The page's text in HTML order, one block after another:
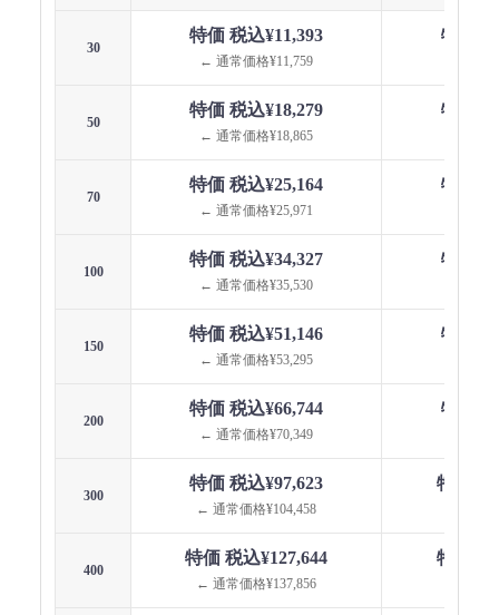
30
特価 税込¥11,393
← 通常価格¥11,759
特価
50
特価 税込¥18,279
← 通常価格¥18,865
特価
70
特価 税込¥25,164
← 通常価格¥25,971
特価
100
特価 税込¥34,327
← 通常価格¥35,530
特価
150
特価 税込¥51,146
← 通常価格¥53,295
特価
200
特価 税込¥66,744
← 通常価格¥70,349
特価
300
特価 税込¥97,623
← 通常価格¥104,458
特価 税
400
特価 税込¥127,644
← 通常価格¥137,856
特価 税